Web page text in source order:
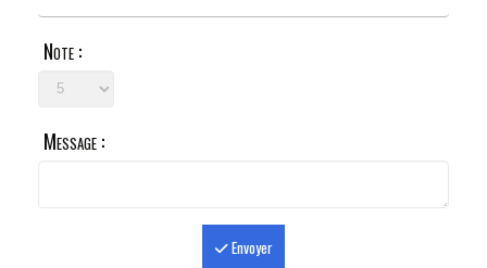
Note :
Message :
Envoyer